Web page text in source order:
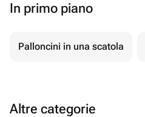
In primo piano
Palloncini in una scatola
Altre categorie